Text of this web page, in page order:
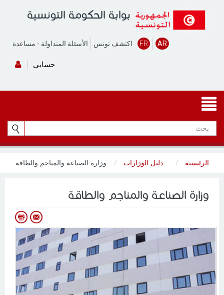
بوابة الحكومة التونسية
الأسئلة المتداولة - مساعدة اكتشف تونس FR AR
حسابي
الرئيسية دليل الوزارات وزارة الصناعة والمناجم والطاقة
وزارة الصناعة والمناجم والطاقة